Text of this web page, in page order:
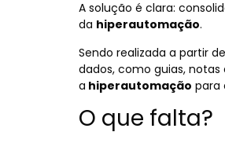
A solução é clara:
da hiperautomação.
Sendo realizada a partir
dados, como guias,
a hiperautomação para
O que falta?